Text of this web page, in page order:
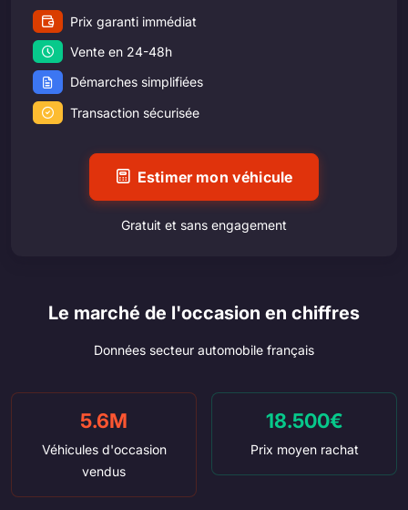
Prix garanti immédiat
Vente en 24-48h
Démarches simplifiées
Transaction sécurisée
Estimer mon véhicule
Gratuit et sans engagement
Le marché de l'occasion en chiffres
Données secteur automobile français
5.6M
Véhicules d'occasion
vendus
18.500€
Prix moyen rachat